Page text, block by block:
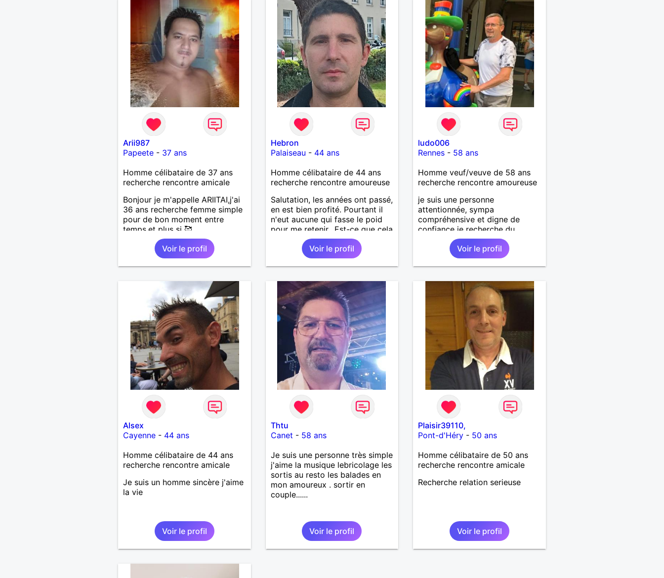
entourage dit que je suis
quelqu’un de fiable, avec du
caractère mais toujours
bienveillant. Je crois que la
complicité, l’humour et l’envie
d’avancer à deux sont la base
d’une belle histoire. Si vous
aimez les hommes qui savent ce
qu’ils veulent, qui ont encore le
goût des vraies rencontres et un
sens certain de la dérision…
alors on risque de bien
s’entendre.
Arii987
Papeete- 37 ans
Homme célibataire de 37 ans
recherche rencontre amicale
Bonjour je m'appelle ARIITAI,j'ai
36 ans recherche femme simple
pour de bon moment entre
temps,et plus si 🥰
Voir le profil
Hebron
Palaiseau - 44 ans
Homme célibataire de 44 ans
recherche rencontre amoureuse
Salutation, les années ont passé,
en est bien profité. Pourtant il
n'eut aucune qui fasse le poid
pour me retenir.. Est-ce que cela
en a valut la peine ? L'avenir
nous le dira.Voir le profil
ludo006
Rennes - 58 ans
Homme veuf/veuve de 58 ans
recherche rencontre amoureuse
je suis une personne
attentionnée, sympa
compréhensive et digne de
confiance je recherche du
Voir le profil
Alsex
Cayenne- 44 ans
Homme célibataire de 44 ans
recherche rencontre amicale
Je suis un homme sincère j'aime
la vie
Voir le profil
Thtu
Canet - 58 ans
Je suis une personne très simple
j'aime la musique lebricolage les
sortis au resto les balades en
mon amoureux . sortir en
couple......
Voir le profil
Plaisir39110,
Pont-d'Héry - 50 ans
Homme célibataire de 50 ans
recherche rencontre amicale
Recherche relation serieuse
Voir le profil